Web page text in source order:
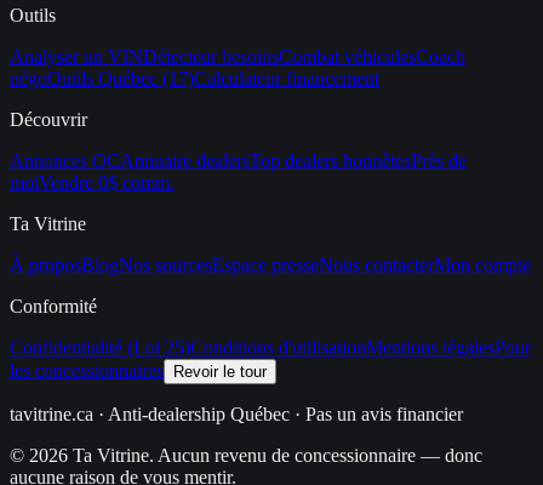
Outils
Analyser un VINDétecteur besoinsCombat véhiculesCoach
négoOutils Québec (17)Calculateur financement
Découvrir
Annonces QCAnnuaire dealersTop dealers honnêtesPrès de
moiVendre 0$ comm.
Ta Vitrine
À proposBlogNos sourcesEspace presseNous contacterMon compte
Conformité
Confidentialité (Loi 25)Conditions d'utilisationMentions légalesPour
les concessionnaires Revoir le tour
tavitrine.ca · Anti-dealership Québec · Pas un avis financier
© 2026 Ta Vitrine. Aucun revenu de concessionnaire — donc
aucune raison de vous mentir.